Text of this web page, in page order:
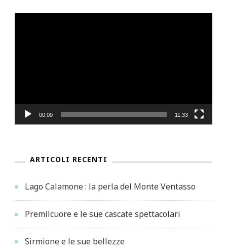
00:00 11:33
ARTICOLI RECENTI
Lago Calamone : la perla del Monte Ventasso
Premilcuore e le sue cascate spettacolari
Sirmione e le sue bellezze